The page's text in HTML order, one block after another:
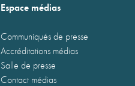
Espace médias
Communiqués de presse
Accréditations médias
Salle de presse
Contact médias